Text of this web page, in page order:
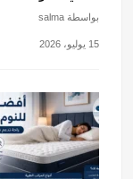
بواسطة salma
15 يوليو، 2026